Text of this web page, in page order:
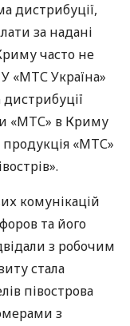
дистрибуції,
за надані
часто не
«МТС Україна»
«МТС» в Криму
«МТС»
комунікацій
та його
з робочим
стала
півострова
з